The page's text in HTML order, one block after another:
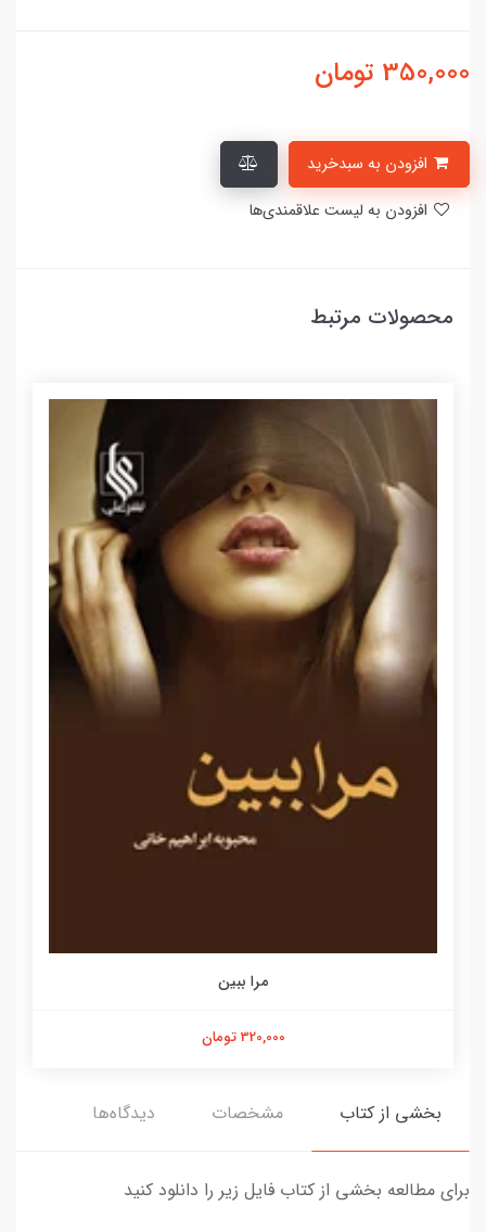
350,000 تومان
محصولات مرتبط
مرا ببین
320,000 تومان
بخشی از کتاب مشخصات دیدگاه‌ها
برای مطالعه بخشی از کتاب فایل زیر را دانلود کنید